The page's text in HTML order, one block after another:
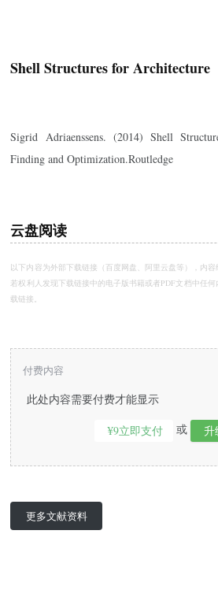
Shell Structures for Architecture
Sigrid Adriaenssens. (2014) Shell
Finding and Optimization.Routledge
云盘阅读
以下内容为外部下载链接（百度网盘、阿里云盘等），内容
若权利人发现下载链接中的电子版书籍或者PDF文档中任
载链接。
此处内容需要付费才能显示
¥9立即支付 或 升
付费内容
更多文献资料